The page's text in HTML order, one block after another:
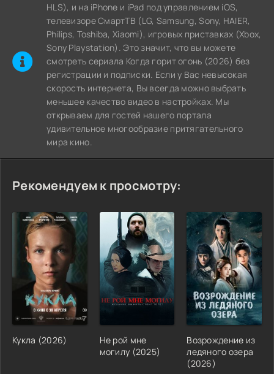
HLS), и на iPhone и iPad под управлением iOS,
телевизоре СмартТВ (LG, Samsung, Sony, HAIER,
Philips, Toshiba, Xiaomi), игровых приставках (Xbox,
Sony Playstation). Это значит, что вы можете
cмотреть сериала Когда горит огонь (2026) без
регистрации и подписки. Если у Вас невысокая
скорость интернета, Вы всегда можно выбрать
меньшее качество видео в настройках. Мы
открываем для гостей нашего портала
удивительное многообразие притягательного
мира кино.
Рекомендуем к просмотру:
Кукла (2026)
Не рой мне
могилу (2025)
Возрождение из
ледяного озера
(2026)